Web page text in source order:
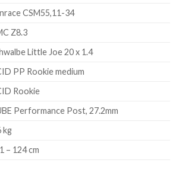
CSM55,11-34
Z8.3
Little Joe 20 x 1.4
PP Rookie medium
Rookie
Performance Post, 27.2mm
kg
– 124 cm